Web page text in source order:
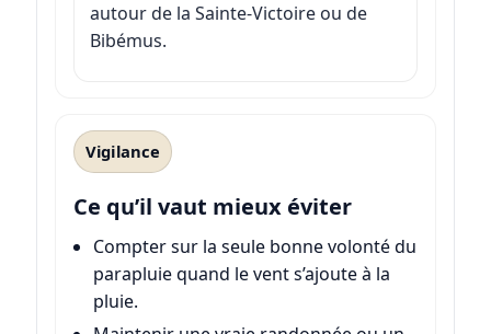
autour de la Sainte-Victoire ou de
Bibémus.
Vigilance
Ce qu’il vaut mieux éviter
Compter sur la seule bonne volonté du
parapluie quand le vent s’ajoute à la
pluie.